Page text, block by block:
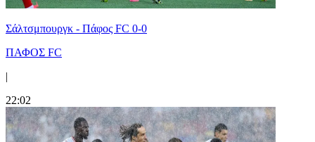
Σάλτσμπουργκ - Πάφος FC 0-0
ΠΑΦΟΣ FC
|
22:02